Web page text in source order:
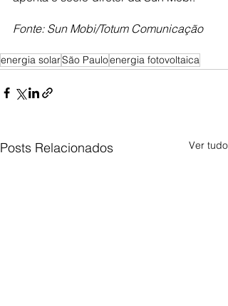
Fonte: Sun Mobi/Totum Comunicação
energia solarSão Pauloenergia fotovoltaica
Posts Relacionados Ver tudo